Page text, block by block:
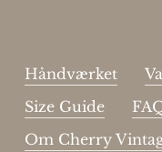
Håndværket
Size Guide
Om Cherry